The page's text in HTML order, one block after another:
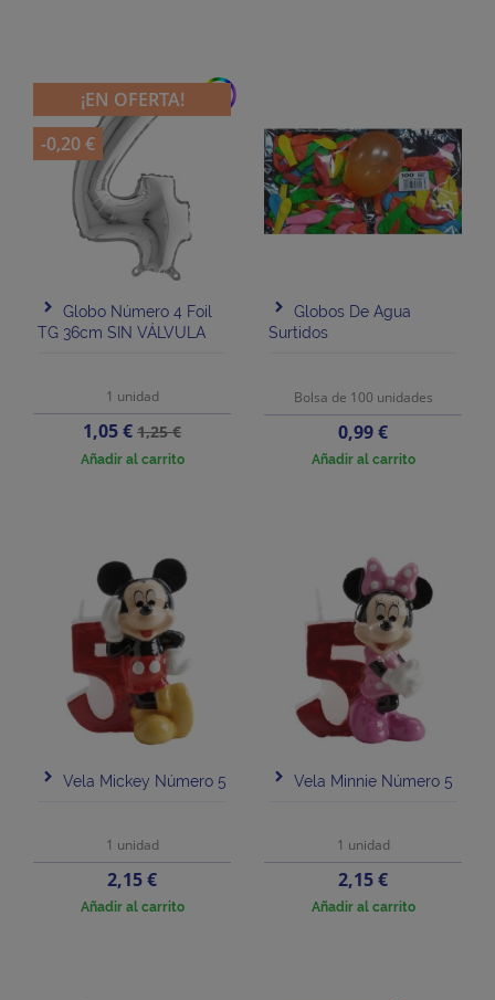
add
Globo Número 4 Foil
TG 36cm SIN VÁLVULA
1 unidad
Precio
1,05 €Precio
base
1,25 €
Añadir al carrito
¡EN OFERTA!
-0,20 €
Globos De Agua
Surtidos
Bolsa de 100 unidades
Precio
0,99 €
Añadir al carrito
Vela Mickey Número 5
1 unidad
Precio
2,15 €
Añadir al carrito
Vela Minnie Número 5
1 unidad
Precio
2,15 €
Añadir al carrito